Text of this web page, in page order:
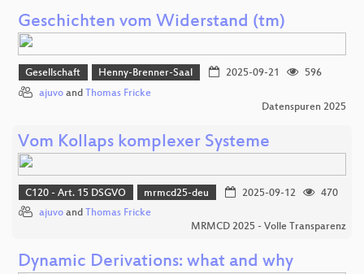
Geschichten vom Widerstand (tm)
Gesellschaft Henny-Brenner-Saal 2025-09-21
596
ajuvo and Thomas Fricke
Datenspuren 2025
Vom Kollaps komplexer Systeme
C120 - Art. 15 DSGVO mrmcd25-deu 2025-09-12
470
ajuvo and Thomas Fricke
MRMCD 2025 - Volle Transparenz
Dynamic Derivations: what and why